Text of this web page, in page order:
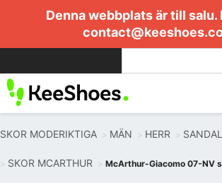
Denna webbplats är till salu.
SKOR MODERIKTIGA MÄN HERR
SKOR MCARTHUR McArthur-Giacomo 07-NV